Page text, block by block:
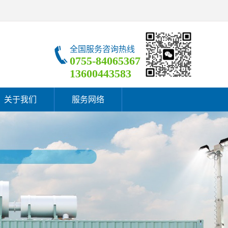
全国服务咨询热线
0755-84065367
13600443583
关于我们 服务网络